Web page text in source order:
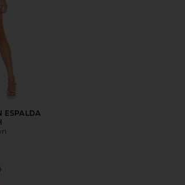
ESPALDA
VESTIDO TANYA